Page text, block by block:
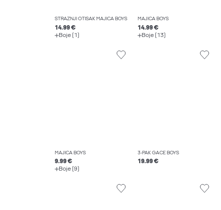
STRAŽNJI OTISAK MAJICA BOYS
14.99 €
Boje (1)
MAJICA BOYS
14.99 €
Boje (13)
MAJICA BOYS
9.99 €
Boje (9)
3-PAK GAĆE BOYS
19.99 €